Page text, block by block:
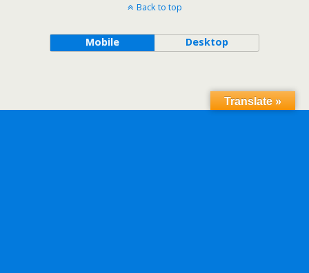
Back to top
Mobile Desktop
Translate »